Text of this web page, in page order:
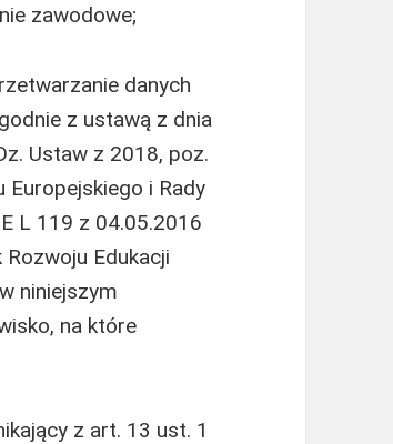
zawodowe;
danych
z ustawą z dnia
Ustaw z 2018, poz.
i Rady
L 119 z 04.05.2016
Edukacji
niniejszym
na które
z art. 13 ust. 1